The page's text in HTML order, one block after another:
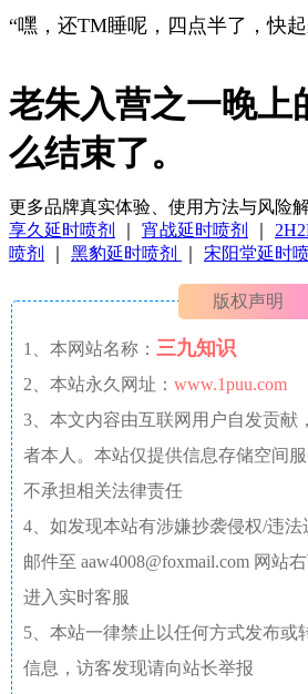
“嘿，还TM睡呢，四点半了，快
老朱入营之一晚上
么结束了。
更多品牌真实体验、使用方法与风险
享久延时喷剂
宵战延时喷剂
喷剂
黑豹延时喷剂 宋阳堂延时
版权声明
1、本网站名称： 三九知识
2、本站永久网址： www.1puu.com
3、本文内容由互联网用户自发贡献
者本人。本站仅提供信息存储空间
不承担相关法律责任
4、如发现本站有涉嫌抄袭侵权/违
邮件至 aaw4008@foxmail.com 网站
进入实时客服
5、本站一律禁止以任何方式发布或
信息，访客发现请向站长举报